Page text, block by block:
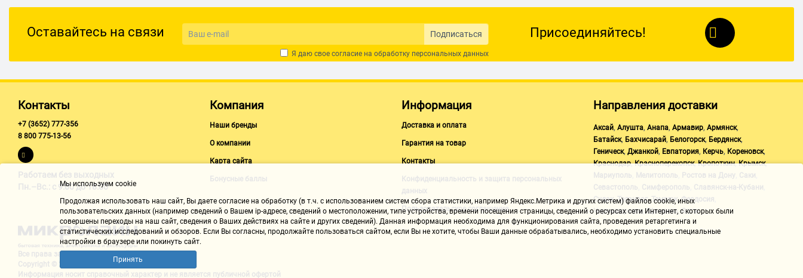
Наличие экрана: есть
Мультимедийные возможности
Воспроизведение аудио: MP3,M4A,3GA,AAC,OGG,OGA,WAV,WMA,AMR,AWB
Микрофон: есть
Разъем для наушников: отсутствует
Связь
Телефонные звонки: с помощью телефона или планшета
Мобильный интернет: отсутствует
Оставайтесь на связи Подписаться
Я даю свое согласие на обработку персональных данных
Присоединяйтесь!
Контакты
+7 (3652) 777-356
8 800 775-13-56
Работаем без выходных
Пн.–Вс.: с 9:00 до 18:00
Компания
Наши бренды
О компании
Карта сайта
Бонусные баллы
Информация
Доставка и оплата
Гарантия на товар
Контакты
Конфиденциальность и защита персональных
данных
Пользовательское соглашение
Направления доставки
Аксай, Алушта, Анапа, Армавир, Армянск,
Батайск, Бахчисарай, Белогорск, Бердянск,
Геническ, Джанкой, Евпатория, Керчь, Кореновск,
Краснодар,Красноперекопск,Кропоткин,Крымск,
Мариуполь Мелитополь Ростов на Дону Саки
Севастополь Симферополь Славянск-на-Кубани
Судак,Таганрог,Темрюк,Феодосия
Черноморское ,Щелкино,Ялта
Все права защищены "Микролайн"
Copyright © 2002-2026
Информация носит справочный характер и не является публичной офертой
Мы используем cookie
Продолжая использовать наш cайт, Вы даете согласие на обработку (в т.ч. с использованием систем сбора статистики, например Яндекс.Метрика и других систем) файлов cookie, иных
пользовательских данных (например сведений о Вашем ip-адресе, сведений о местоположении, типе устройства, времени посещения страницы, сведений о ресурсах сети Интернет, с которых были
совершены переходы на наш сайт, сведения о Ваших действиях на сайте и других сведений). Данная информация необходима для функционирования сайта, проведения ретаргетинга и
статистических исследований и обзоров. Если Вы согласны, продолжайте пользоваться сайтом, если Вы не хотите, чтобы Ваши данные обрабатывались, необходимо установить специальные
настройки в браузере или покинуть сайт.
Принять